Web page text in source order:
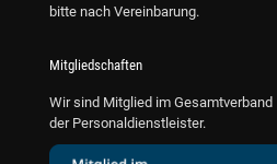
bitte nach Vereinbarung.
Mitgliedschaften
Wir sind Mitglied im Gesamtverband
der Personaldienstleister.